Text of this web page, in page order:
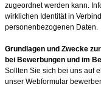
zugeordnet werden kann.
wirklichen Identität in
personenbezogenen Daten.
Grundlagen und Zwecke
bei Bewerbungen und im
Sollten Sie sich bei uns auf
unser Webformular